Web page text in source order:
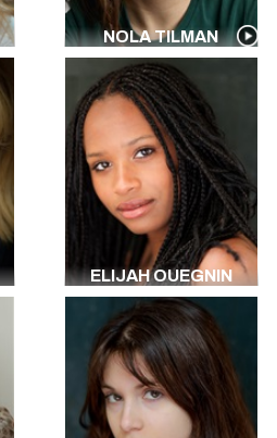
NOLA TILMAN
ELIJAH OUEGNIN